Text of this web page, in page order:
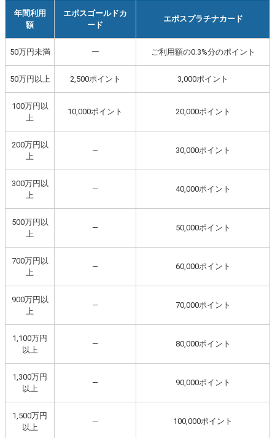
年間利用
額
エポスゴールドカ
ード
エポスプラチナカード
50万円未満 ー ご利用額の0.3%分のポイント
50万円以上 2,500ポイント 3,000ポイント
100万円以
上
10,000ポイント 20,000ポイント
200万円以
上
― 30,000ポイント
300万円以
上
― 40,000ポイント
500万円以
上
― 50,000ポイント
700万円以
上
― 60,000ポイント
900万円以
上
― 70,000ポイント
1,100万円
以上
― 80,000ポイント
1,300万円
以上
― 90,000ポイント
1,500万円
以上
― 100,000ポイント